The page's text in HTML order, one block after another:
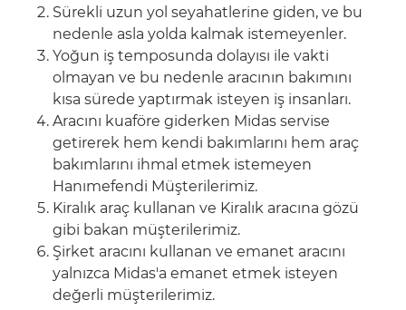
Sürekli uzun yol seyahatlerine giden, ve bu
nedenle asla yolda kalmak istemeyenler.
Yoğun iş temposunda dolayısı ile vakti
olmayan ve bu nedenle aracının bakımını
kısa sürede yaptırmak isteyen iş insanları.
Aracını kuaföre giderken Midas servise
getirerek hem kendi bakımlarını hem araç
bakımlarını ihmal etmek istemeyen
Hanımefendi Müşterilerimiz.
Kiralık araç kullanan ve Kiralık aracına gözü
gibi bakan müşterilerimiz.
Şirket aracını kullanan ve emanet aracını
yalnızca Midas'a emanet etmek isteyen
değerli müşterilerimiz.